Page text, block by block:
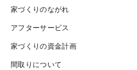
家づくりのながれ
アフターサービス
家づくりの資金計画
間取りについて